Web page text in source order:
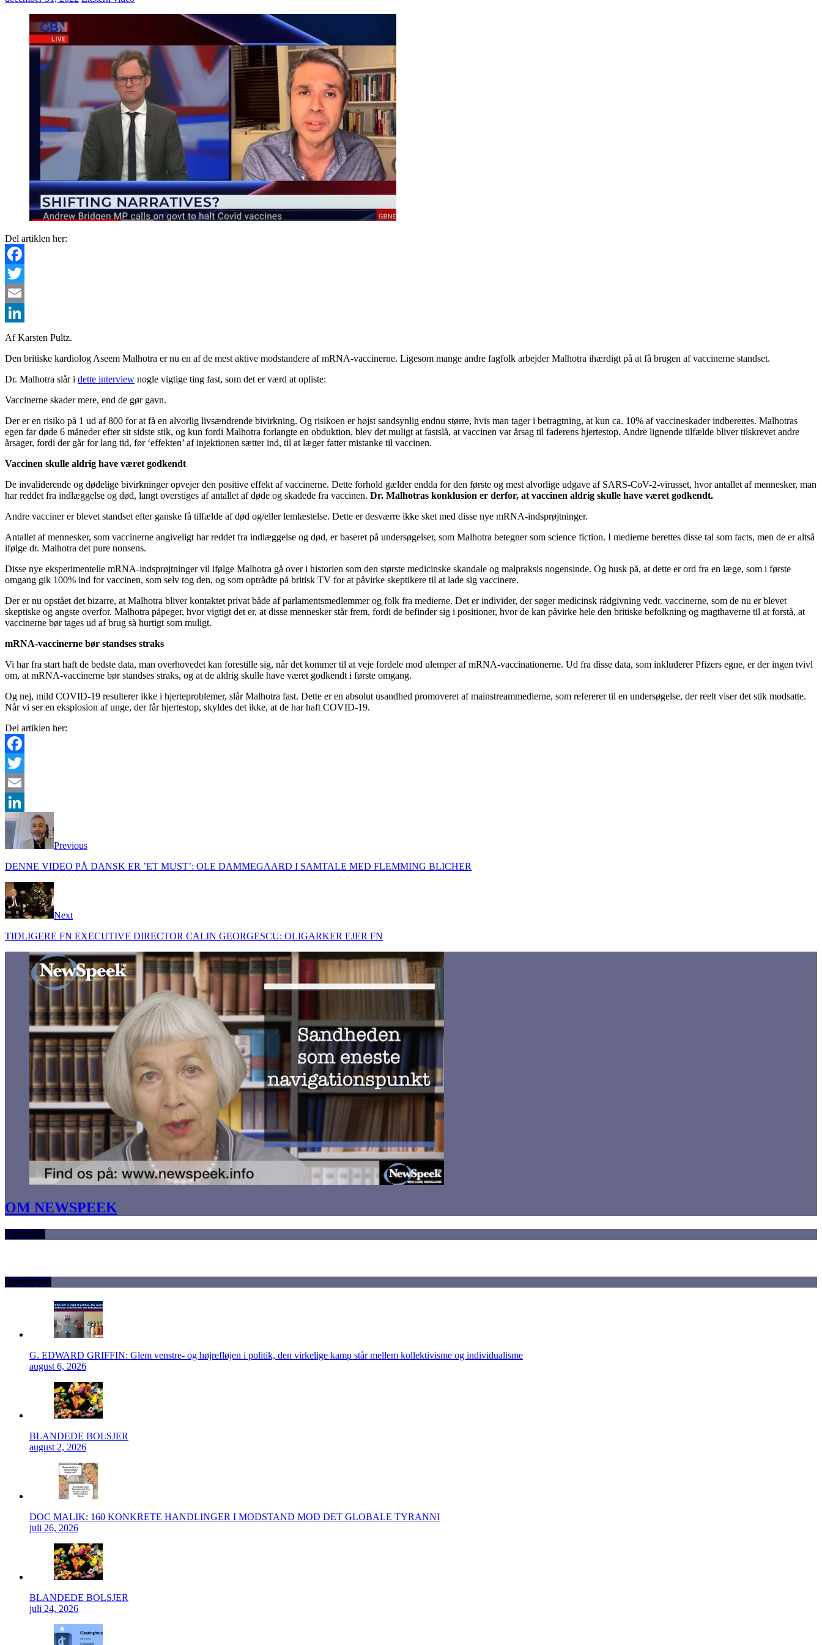
Del artiklen her:
Facebook
Twitter
Email
LinkedIn
Af Karsten Pultz.
Den britiske kardiolog Aseem Malhotra er nu en af de mest aktive modstandere af mRNA-vaccinerne. Ligesom mange andre fagfolk arbejder Malhotra ihærdigt på at få brugen af vaccinerne standset.
Dr. Malhotra slår i dette interview nogle vigtige ting fast, som det er værd at opliste:
Vaccinerne skader mere, end de gør gavn.
Der er en risiko på 1 ud af 800 for at få en alvorlig livsændrende bivirkning. Og risikoen er højst sandsynlig endnu større, hvis man tager i betragtning, at kun ca. 10% af vaccineskader indberettes. Malhotras
egen far døde 6 måneder efter sit sidste stik, og kun fordi Malhotra forlangte en obduktion, blev det muligt at fastslå, at vaccinen var årsag til faderens hjertestop. Andre lignende tilfælde bliver tilskrevet andre
årsager, fordi der går for lang tid, før ‘effekten’ af injektionen sætter ind, til at læger fatter mistanke til vaccinen.
Vaccinen skulle aldrig have været godkendt
De invaliderende og dødelige bivirkninger opvejer den positive effekt af vaccinerne. Dette forhold gælder endda for den første og mest alvorlige udgave af SARS-CoV-2-virusset, hvor antallet af mennesker, man
har reddet fra indlæggelse og død, langt overstiges af antallet af døde og skadede fra vaccinen. Dr. Malhotras konklusion er derfor, at vaccinen aldrig skulle have været godkendt.
Andre vacciner er blevet standset efter ganske få tilfælde af død og/eller lemlæstelse. Dette er desværre ikke sket med disse nye mRNA-indsprøjtninger.
Antallet af mennesker, som vaccinerne angiveligt har reddet fra indlæggelse og død, er baseret på undersøgelser, som Malhotra betegner som science fiction. I medierne berettes disse tal som facts, men de er altså
ifølge dr. Malhotra det pure nonsens.
Disse nye eksperimentelle mRNA-indsprøjtninger vil ifølge Malhotra gå over i historien som den største medicinske skandale og malpraksis nogensinde. Og husk på, at dette er ord fra en læge, som i første
omgang gik 100% ind for vaccinen, som selv tog den, og som optrådte på britisk TV for at påvirke skeptikere til at lade sig vaccinere.
Der er nu opstået det bizarre, at Malhotra bliver kontaktet privat både af parlamentsmedlemmer og folk fra medierne. Det er individer, der søger medicinsk rådgivning vedr. vaccinerne, som de nu er blevet
skeptiske og angste overfor. Malhotra påpeger, hvor vigtigt det er, at disse mennesker står frem, fordi de befinder sig i positioner, hvor de kan påvirke hele den britiske befolkning og magthaverne til at forstå, at
vaccinerne bør tages ud af brug så hurtigt som muligt.
mRNA-vaccinerne bør standses straks
Vi har fra start haft de bedste data, man overhovedet kan forestille sig, når det kommer til at veje fordele mod ulemper af mRNA-vaccinationerne. Ud fra disse data, som inkluderer Pfizers egne, er der ingen tvivl
om, at mRNA-vaccinerne bør standses straks, og at de aldrig skulle have været godkendt i første omgang.
Og nej, mild COVID-19 resulterer ikke i hjerteproblemer, slår Malhotra fast. Dette er en absolut usandhed promoveret af mainstreammedierne, som refererer til en undersøgelse, der reelt viser det stik modsatte.
Når vi ser en eksplosion af unge, der får hjertestop, skyldes det ikke, at de har haft COVID-19.
Del artiklen her:
Facebook
Twitter
Email
LinkedIn
Previous
DENNE VIDEO PÅ DANSK ER ’ET MUST’: OLE DAMMEGAARD I SAMTALE MED FLEMMING BLICHER
Next
TIDLIGERE FN EXECUTIVE DIRECTOR CALIN GEORGESCU: OLIGARKER EJER FN
OM NEWSPEEK
Facebook
Seneste nyt
G. EDWARD GRIFFIN: Glem venstre- og højrefløjen i politik, den virkelige kamp står mellem kollektivisme og individualisme
august 6, 2026
BLANDEDE BOLSJER
august 2, 2026
DOC MALIK: 160 KONKRETE HANDLINGER I MODSTAND MOD DET GLOBALE TYRANNI
juli 26, 2026
BLANDEDE BOLSJER
juli 24, 2026